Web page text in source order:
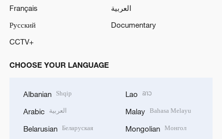
Français
العربية
Русский
Documentary
CCTV+
CHOOSE YOUR LANGUAGE
Albanian Shqip
Arabic العربية
Belarusian Беларуская
Lao ລາວ
Malay Bahasa Melayu
Mongolian Монгол